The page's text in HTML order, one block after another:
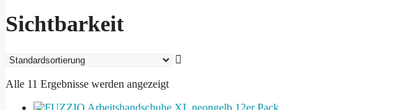
Sichtbarkeit
Alle 11 Ergebnisse werden angezeigt